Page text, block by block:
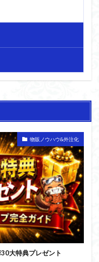
物販ノウハウ&外注化
大特典プレゼント